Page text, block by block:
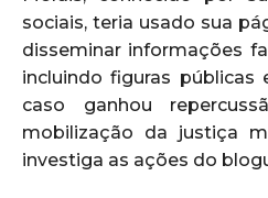
sociais, teria usado sua
disseminar informações
incluindo figuras públicas
caso ganhou
mobilização da justiça
investiga as ações do